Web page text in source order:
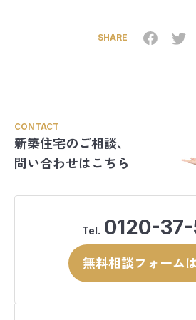
SHARE
CONTACT
新築住宅のご相談、
問い合わせはこちら
Tel. 0120-37-
無料相談フォーム